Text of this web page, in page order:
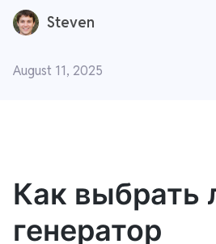
Steven
August 11, 2025
Как выбрать
генератор